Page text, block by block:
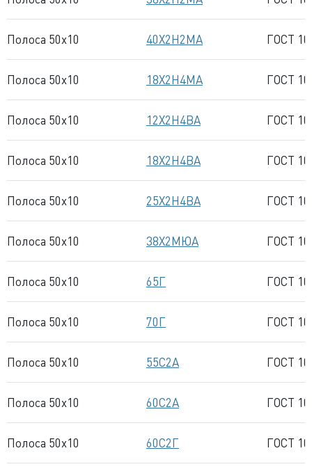
Полоса 50x10 40Х2Н2МА ГОСТ
Полоса 50x10 18Х2Н4МА ГОСТ
Полоса 50x10 12Х2Н4ВА ГОСТ
Полоса 50x10 18Х2Н4ВА ГОСТ
Полоса 50x10 25Х2Н4ВА ГОСТ
Полоса 50x10 38Х2МЮА ГОСТ
Полоса 50x10 65Г ГОСТ
Полоса 50x10 70Г ГОСТ
Полоса 50x10 55С2А ГОСТ
Полоса 50x10 60С2А ГОСТ
Полоса 50x10 60С2Г ГОСТ